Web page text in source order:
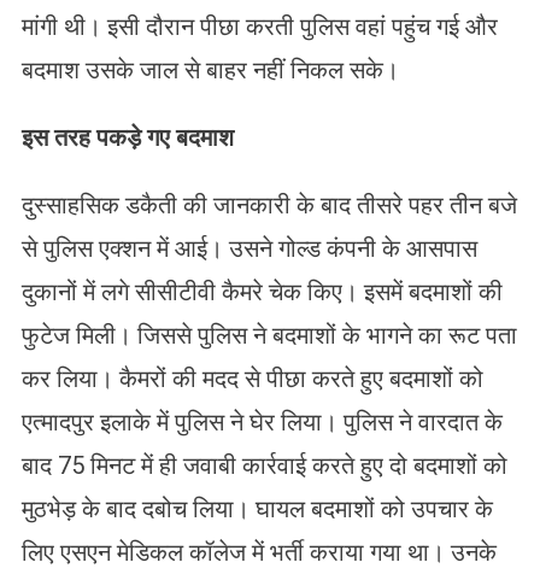
मांगी थी। इसी दौरान पीछा करती पुलिस वहां पहुंच गई और
बदमाश उसके जाल से बाहर नहीं निकल सके।
इस तरह पकड़े गए बदमाश
दुस्साहसिक डकैती की जानकारी के बाद तीसरे पहर तीन बजे
से पुलिस एक्शन में आई। उसने गोल्ड कंपनी के आसपास
दुकानों में लगे सीसीटीवी कैमरे चेक किए। इसमें बदमाशों की
फुटेज मिली। जिससे पुलिस ने बदमाशों के भागने का रूट पता
कर लिया। कैमरों की मदद से पीछा करते हुए बदमाशों को
एत्मादपुर इलाके में पुलिस ने घेर लिया। पुलिस ने वारदात के
बाद 75 मिनट में ही जवाबी कार्रवाई करते हुए दो बदमाशों को
मुठभेड़ के बाद दबोच लिया। घायल बदमाशों को उपचार के
लिए एसएन मेडिकल कॉलेज में भर्ती कराया गया था। उनके